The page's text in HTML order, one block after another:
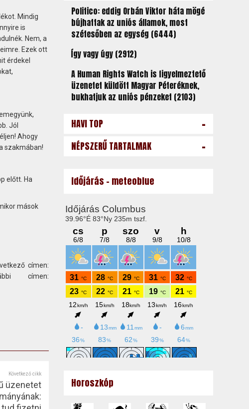
Mindig
is
Nem, a
Ezek ott
érdekel
Jól
Ahogy
szakmában!
előtt. Ha
mások
címen:
címen:
Következő cikk
üzenetet
Politico: eddig Orbán Viktor háta mögé
bújhattak az uniós államok, most
szétesőben az egység (6444)
Így vagy úgy (2912)
A Human Rights Watch is figyelmeztető
üzenetet küldött Magyar Péteréknek,
bukhatjuk az uniós pénzeket (2103)
HAVI TOP -
NÉPSZERŰ TARTALMAK -
Időjárás - meteoblue
Horoszkóp